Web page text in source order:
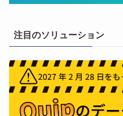
注目のソリューション